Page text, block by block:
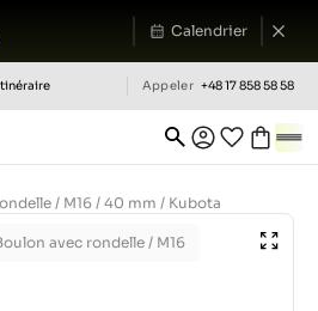
Calendrier
Appeler +48 17 858 58 58
/ M16 / 40 mm / Kubota
avec rondelle / M16